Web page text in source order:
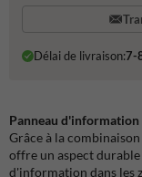
Délai de livraison:7-
Panneau d'information
Grâce à la
offre un aspect
d'information dans les